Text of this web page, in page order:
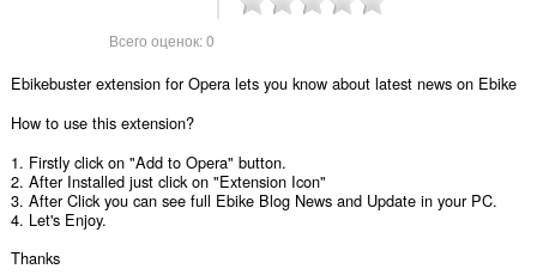
Всего оценок:0
Ebikebuster extension for Opera lets you know about latest news on Ebike
How to use this extension?
1. Firstly click on "Add to Opera" button.
2. After Installed just click on "Extension Icon"
3. After Click you can see full Ebike Blog News and Update in your PC.
4. Let's Enjoy.
Thanks